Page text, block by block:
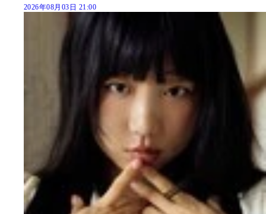
2026年08月03日 21:00